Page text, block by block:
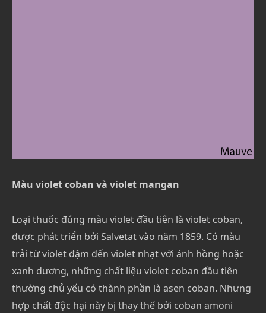
Màu violet coban và violet mangan
Loại thuốc đúng màu violet đầu tiên là violet coban,
được phát triển bởi Salvetat vào năm 1859. Có màu
trải từ violet đậm đến violet nhạt với ánh hồng hoặc
xanh dương, những chất liệu violet coban đầu tiên
thường chủ yếu có thành phần là asen coban. Nhưng
hợp chất độc hại này bị thay thế bởi coban amoni